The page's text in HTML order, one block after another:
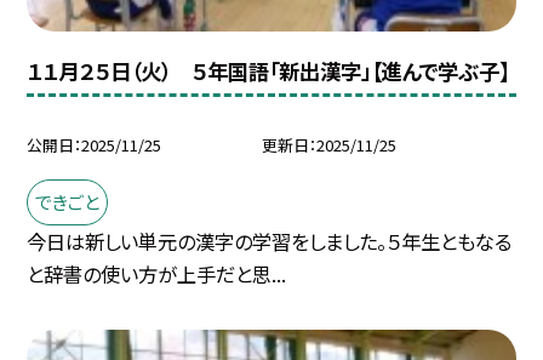
１１月２５日（火） ５年国語「新出漢字」【進んで学ぶ子】
公開日 2025/11/25 更新日 2025/11/25
できごと
今日は新しい単元の漢字の学習をしました。５年生ともなる
と辞書の使い方が上手だと思...